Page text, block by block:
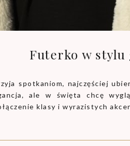
Futerko w
spotkaniom, najczęściej
ale w święta chcę
klasy i wyrazistych